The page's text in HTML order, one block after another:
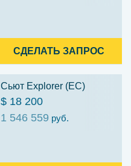
СДЕЛАТЬ ЗАПРОС
Сьют Explorer (EC)
$ 18 200
1 546 559 руб.